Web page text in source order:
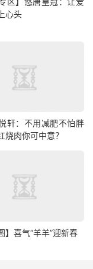
心头
轩：不用减肥不怕胖
烧肉你可中意？
】喜气“羊羊”迎新春